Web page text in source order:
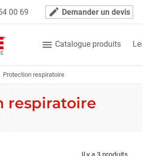
00 69 mode_edit Demander un devis
 Catalogue produits
Protection respiratoire
respiratoire